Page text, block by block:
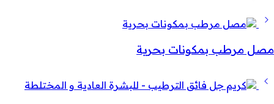
مصل مرطب بمكونات بحرية